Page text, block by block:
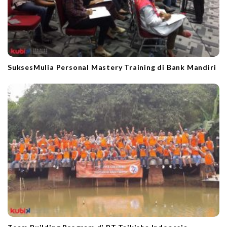
SuksesMulia Personal Mastery Training di Bank Mandiri